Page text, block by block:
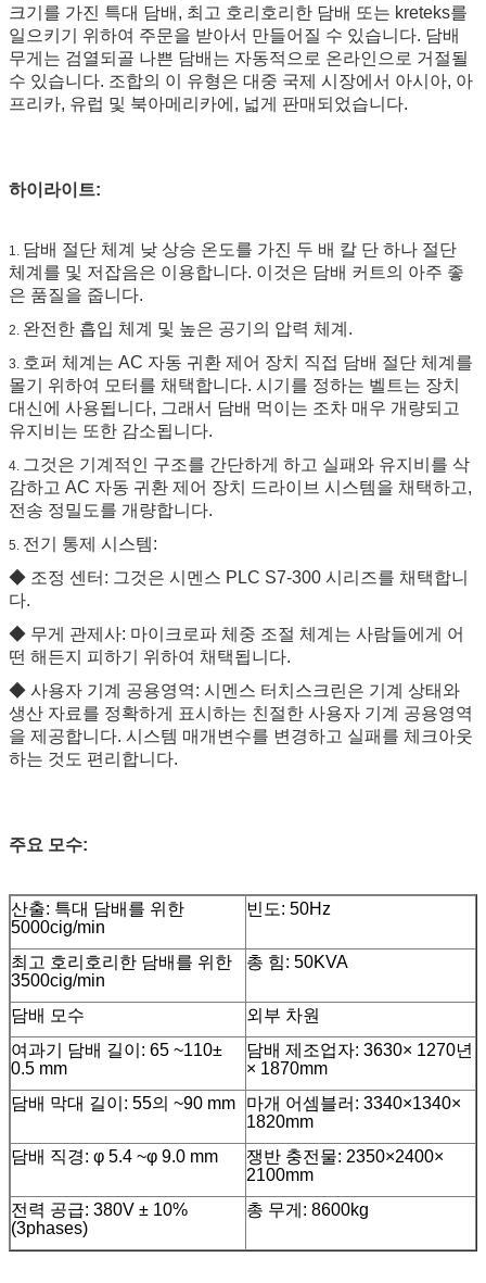
크기를 가진 특대 담배, 최고 호리호리한 담배 또는 kreteks를
일으키기 위하여 주문을 받아서 만들어질 수 있습니다. 담배
무게는 검열되골 나쁜 담배는 자동적으로 온라인으로 거절될
수 있습니다. 조합의 이 유형은 대중 국제 시장에서 아시아, 아
프리카, 유럽 및 북아메리카에, 넓게 판매되었습니다.
하이라이트:
1. 담배 절단 체계 낮 상승 온도를 가진 두 배 칼 단 하나 절단
체계를 및 저잡음은 이용합니다. 이것은 담배 커트의 아주 좋
은 품질을 줍니다.
2. 완전한 흡입 체계 및 높은 공기의 압력 체계.
3. 호퍼 체계는 AC 자동 귀환 제어 장치 직접 담배 절단 체계를
몰기 위하여 모터를 채택합니다. 시기를 정하는 벨트는 장치
대신에 사용됩니다, 그래서 담배 먹이는 조차 매우 개량되고
유지비는 또한 감소됩니다.
4. 그것은 기계적인 구조를 간단하게 하고 실패와 유지비를 삭
감하고 AC 자동 귀환 제어 장치 드라이브 시스템을 채택하고,
전송 정밀도를 개량합니다.
5. 전기 통제 시스템:
◆ 조정 센터: 그것은 시멘스 PLC S7-300 시리즈를 채택합니
다.
◆ 무게 관제사: 마이크로파 체중 조절 체계는 사람들에게 어
떤 해든지 피하기 위하여 채택됩니다.
◆ 사용자 기계 공용영역: 시멘스 터치스크린은 기계 상태와
생산 자료를 정확하게 표시하는 친절한 사용자 기계 공용영역
을 제공합니다. 시스템 매개변수를 변경하고 실패를 체크아웃
하는 것도 편리합니다.
주요 모수:
산출: 특대 담배를 위한
5000cig/min
빈도: 50Hz
최고 호리호리한 담배를 위한
3500cig/min
총 힘: 50KVA
담배 모수
외부 차원
여과기 담배 길이: 65 ~110±
0.5 mm
담배 제조업자: 3630× 1270년
× 1870mm
담배 막대 길이: 55의 ~90 mm
마개 어셈블러: 3340×1340×
1820mm
담배 직경: φ 5.4 ~φ 9.0 mm
쟁반 충전물: 2350×2400×
2100mm
전력 공급: 380V ± 10%
(3phases)
총 무게: 8600kg